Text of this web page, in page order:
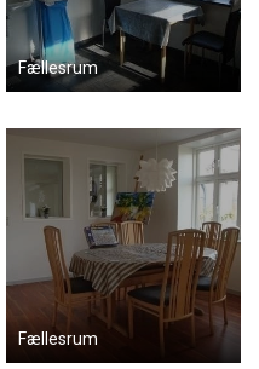
Fællesrum
Fællesrum